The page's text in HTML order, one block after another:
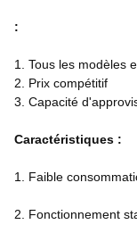
:
1. Tous les modèles
2. Prix compétitif
3. Capacité
Caractéristiques :
1. Faible
2. Fonctionnement